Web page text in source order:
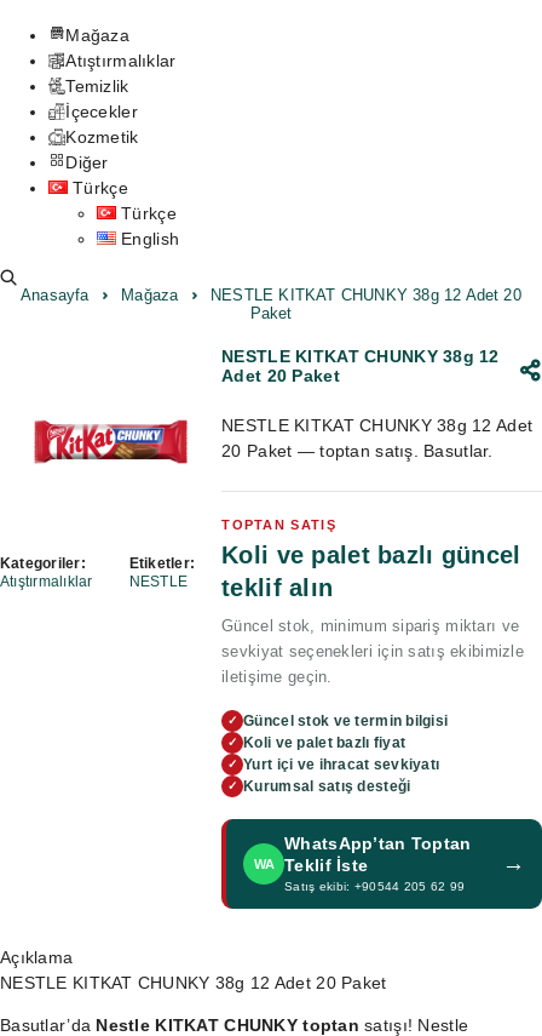
Mağaza
Atıştırmalıklar
Temizlik
İçecekler
Kozmetik
Diğer
Türkçe
Türkçe
English
Anasayfa Mağaza
NESTLE KITKAT CHUNKY 38g 12 Adet 20
Paket
Kategoriler:
Atıştırmalıklar
Etiketler:
NESTLE
NESTLE KITKAT CHUNKY 38g 12
Adet 20 Paket
NESTLE KITKAT CHUNKY 38g 12 Adet
20 Paket — toptan satış. Basutlar.
TOPTAN SATIŞ
Koli ve palet bazlı güncel
teklif alın
Güncel stok, minimum sipariş miktarı ve
sevkiyat seçenekleri için satış ekibimizle
iletişime geçin.
✓ Güncel stok ve termin bilgisi
✓ Koli ve palet bazlı fiyat
✓ Yurt içi ve ihracat sevkiyatı
✓ Kurumsal satış desteği
WA
WhatsApp’tan Toptan
Teklif İste
Satış ekibi: +90544 205 62 99
→
Açıklama
NESTLE KITKAT CHUNKY 38g 12 Adet 20 Paket
Basutlar’da Nestle KITKAT CHUNKY toptan satışı! Nestle